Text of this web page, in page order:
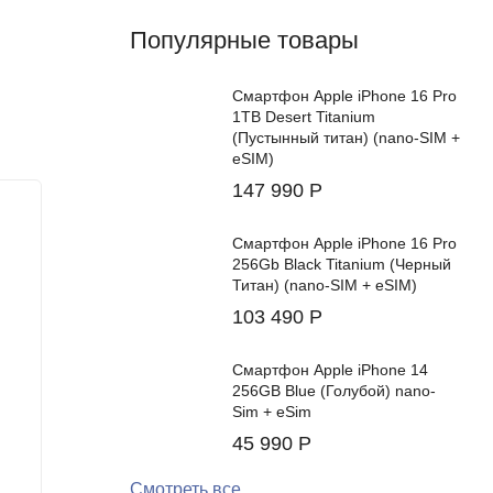
Популярные товары
Смартфон Apple iPhone 16 Pro
1TB Desert Titanium
(Пустынный титан) (nano-SIM +
eSIM)
147 990 Р
Смартфон Apple iPhone 16 Pro
256Gb Black Titanium (Черный
Титан) (nano-SIM + eSIM)
103 490 Р
Смартфон Apple iPhone 14
256GB Blue (Голубой) nano-
Sim + eSim
45 990 Р
Смотреть все